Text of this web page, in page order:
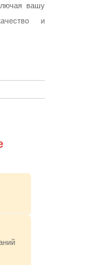
вашу
и